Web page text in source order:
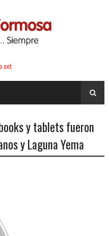
y tablets fueron
y Laguna Yema